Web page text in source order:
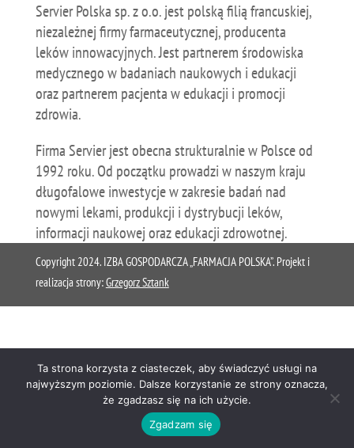
Servier Polska sp. z o.o. jest polską filią francuskiej,
niezależnej firmy farmaceutycznej, producenta
leków innowacyjnych. Jest partnerem środowiska
medycznego w badaniach naukowych i edukacji
oraz partnerem pacjenta w edukacji i promocji
zdrowia.
Firma Servier jest obecna strukturalnie w Polsce od
1992 roku. Od początku prowadzi w naszym kraju
długofalowe inwestycje w zakresie badań nad
nowymi lekami, produkcji i dystrybucji leków,
informacji naukowej oraz edukacji zdrowotnej.
Copyright 2024. IZBA GOSPODARCZA „FARMACJA POLSKA”. Projekt i
realizacja strony:Grzegorz Sztank
Ta strona korzysta z ciasteczek, aby świadczyć usługi na
najwyższym poziomie. Dalsze korzystanie ze strony oznacza,
że zgadzasz się na ich użycie.
Zgadzam się